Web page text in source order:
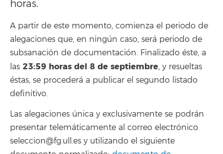
horas.
A partir de este momento, comienza el periodo de
alegaciones que, en ningún caso, será periodo de
subsanación de documentación. Finalizado éste, a
las 23:59 horas del 8 de septiembre, y resueltas
éstas, se procederá a publicar el segundo listado
definitivo.
Las alegaciones única y exclusivamente se podrán
presentar telemáticamente al correo electrónico
seleccion@fg.ull.es y utilizando el siguiente